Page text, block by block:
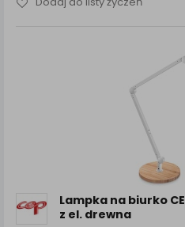
Lampka na biurko
z el. drewna